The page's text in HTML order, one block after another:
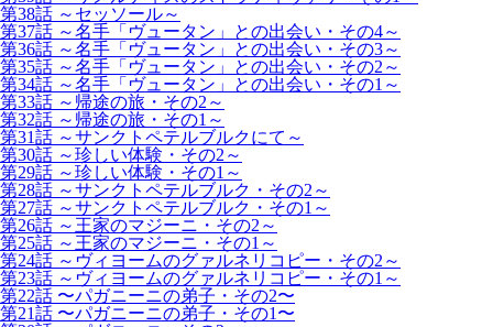
第38話 ～セッソール～
第37話 ～名手「ヴュータン」との出会い・その4～
第36話 ～名手「ヴュータン」との出会い・その3～
第35話 ～名手「ヴュータン」との出会い・その2～
第34話 ～名手「ヴュータン」との出会い・その1～
第33話 ～帰途の旅・その2～
第32話 ～帰途の旅・その1～
第31話 ～サンクトペテルブルクにて～
第30話 ～珍しい体験・その2～
第29話 ～珍しい体験・その1～
第28話 ～サンクトペテルブルク・その2～
第27話 ～サンクトペテルブルク・その1～
第26話 ～王家のマジーニ・その2～
第25話 ～王家のマジーニ・その1～
第24話 ～ヴィヨームのグァルネリコピー・その2～
第23話 ～ヴィヨームのグァルネリコピー・その1～
第22話 〜パガニーニの弟子・その2〜
第21話 〜パガニーニの弟子・その1〜